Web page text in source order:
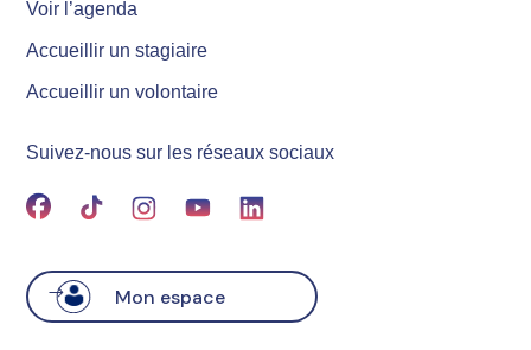
Voir l’agenda
Accueillir un stagiaire
Accueillir un volontaire
Suivez-nous sur les réseaux sociaux
Mon espace